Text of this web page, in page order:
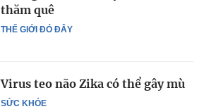
THẾ GIỚI ĐÓ ĐÂY
thăm quê
SỨC KHỎE
Virus teo não Zika có thể gây mù